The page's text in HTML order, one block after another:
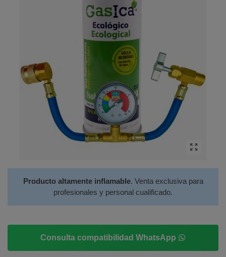
Producto altamente inflamable. Venta exclusiva para
profesionales y personal cualificado.
Consulta compatibilidad WhatsApp